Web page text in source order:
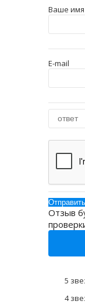
Ваше имя
E-mail
Отзыв
5
4